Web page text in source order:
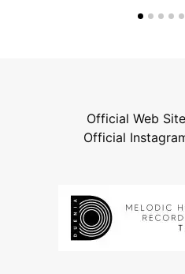
Official Web
Official